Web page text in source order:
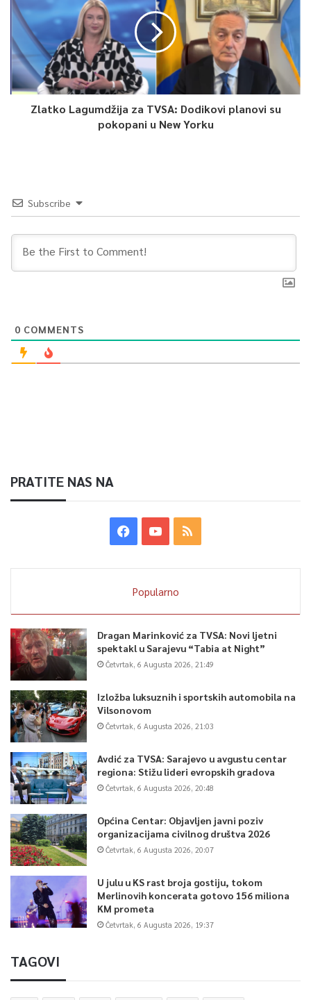
žrtava.
– To nije konačan broj. Naredne sedmice planirana je nova
identifikacija i očekujemo da će biti još saglasnosti porodica –
kazala je.
Uputila je i apel porodicama čiji su najmiliji identificirani da
pojasnila je.
Dodala je da Institut ne vrši pritisak na porodice, ali garantuje
Više u videu:
Zlatko Lagumdžija za TVSA: Dodikovi planovi su
pokopani u New Yorku
Subscribe
0 COMMENTS
PRATITE NAS NA
Popularno
Dragan Marinković za TVSA: Novi ljetni
spektakl u Sarajevu “Tabia at Night”
Četvrtak, 6 Augusta 2026, 21:49
Izložba luksuznih i sportskih automobila na
Vilsonovom
Četvrtak, 6 Augusta 2026, 21:03
Avdić za TVSA: Sarajevo u avgustu centar
regiona: Stižu lideri evropskih gradova
Četvrtak, 6 Augusta 2026, 20:48
Općina Centar: Objavljen javni poziv
organizacijama civilnog društva 2026
Četvrtak, 6 Augusta 2026, 20:07
U julu u KS rast broja gostiju, tokom
Merlinovih koncerata gotovo 156 miliona
KM prometa
Četvrtak, 6 Augusta 2026, 19:37
TAGOVI